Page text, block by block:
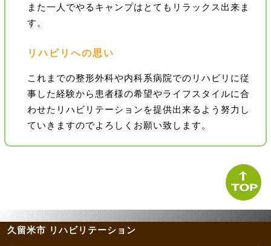
また一人でやるキャンプはとてもリラックス出来ま
す。
リハビリへの思い
これまでの整形外科や内科系病院でのリハビリに従
事した経験から患者様の希望やライフスタイルに合
わせたリハビリテーションを提供出来るよう努力し
ていきますのでよろしくお願い致します。
久留米市 リハビリテーション